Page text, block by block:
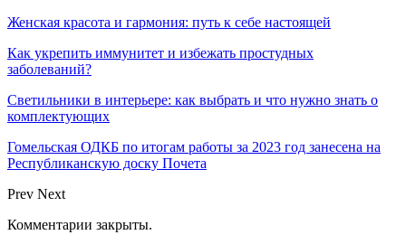
Женская красота и гармония: путь к себе настоящей
Как укрепить иммунитет и избежать простудных
заболеваний?
Светильники в интерьере: как выбрать и что нужно знать о
комплектующих
Гомельская ОДКБ по итогам работы за 2023 год занесена на
Республиканскую доску Почета
Prev Next
Комментарии закрыты.